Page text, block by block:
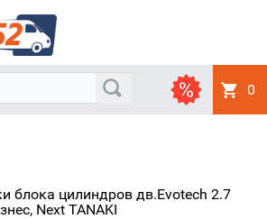
0
блока цилиндров дв.Evotech 2.7
Next TANAKI